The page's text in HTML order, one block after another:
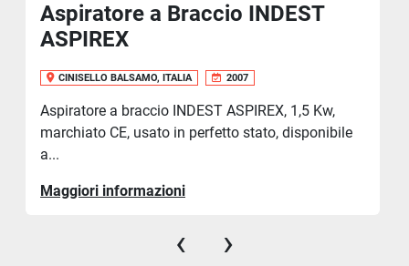
Aspiratore a Braccio INDEST
ASPIREX
CINISELLO BALSAMO, ITALIA 2007
Aspiratore a braccio INDEST ASPIREX, 1,5 Kw,
marchiato CE, usato in perfetto stato, disponibile
a...
Maggiori informazioni
‹ ›